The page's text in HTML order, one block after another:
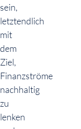
sein,
letztendlich
mit
dem
Ziel,
Finanzströme
nachhaltig
zu
lenken